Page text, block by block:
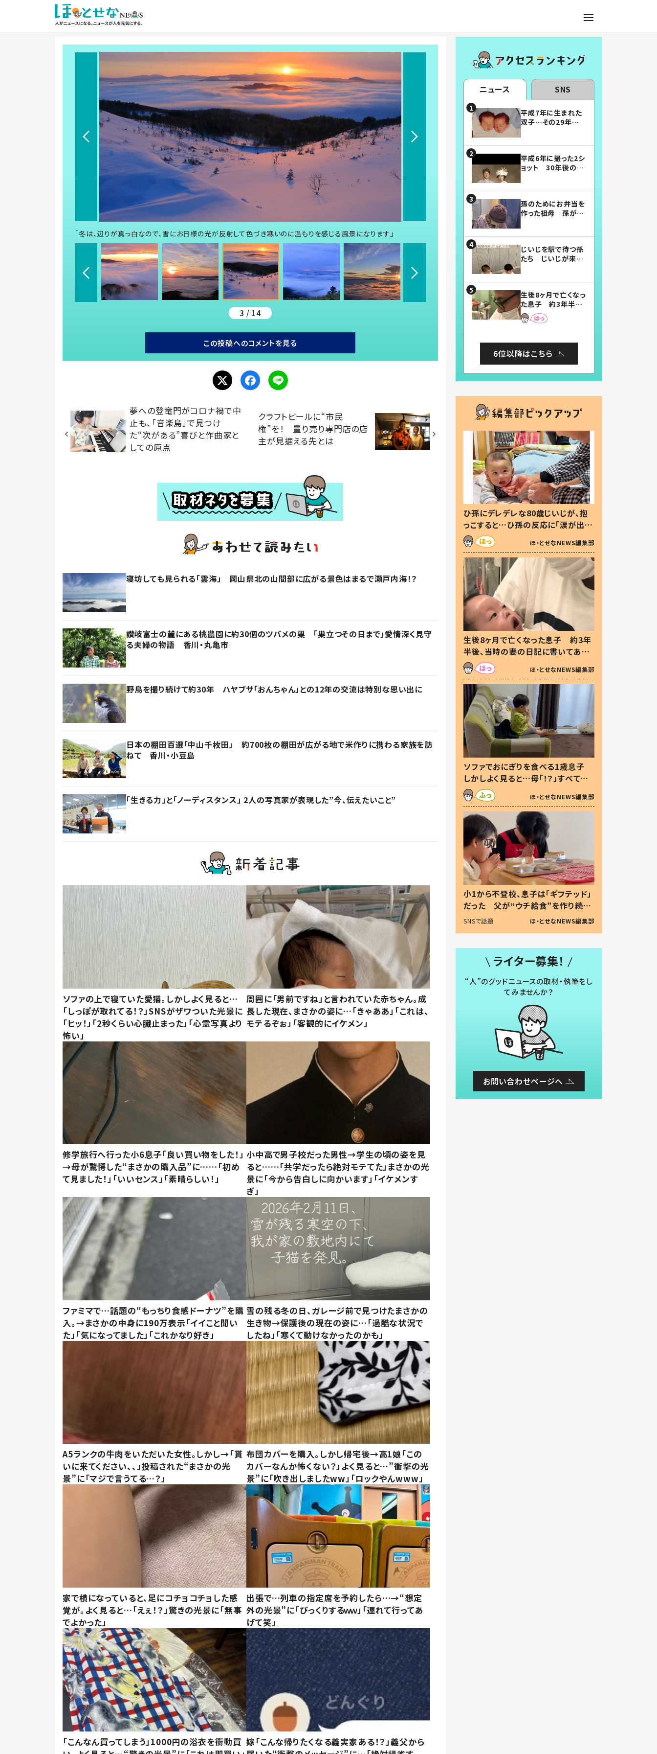
「冬は、辺りが真っ白なので、雪にお日様の光が反射して色づき寒いのに温もりを感じる風景になります」
3 / 14
この投稿へのコメントを見る
夢への登竜門がコロナ禍で中
止も、「音楽島」で見つけ
た“次がある”喜びと作曲家と
しての原点
クラフトビールに“市民
権”を！ 量り売り専門店の店
主が見据える先とは
寝坊しても見られる「雲海」 岡山県北の山間部に広がる景色はまるで瀬戸内海！？
讃岐富士の麓にある桃農園に約30個のツバメの巣 「巣立つその日まで」愛情深く見守
る夫婦の物語 香川・丸亀市
野鳥を撮り続けて約30年 ハヤブサ「おんちゃん」との12年の交流は特別な思い出に
日本の棚田百選「中山千枚田」 約700枚の棚田が広がる地で米作りに携わる家族を訪
ねて 香川・小豆島
「生きる力」と「ノーディスタンス」 2人の写真家が表現した”今、伝えたいこと”
ソファの上で寝ていた愛猫。しかしよく見ると…
「しっぽが取れてる！？」SNSがザワついた光景に
「ヒッ！」「2秒くらい心臓止まった」「心霊写真より
怖い」
周囲に「男前ですね」と言われていた赤ちゃん。成
長した現在、まさかの姿に…「きゃああ」「これは、
モテるぞぉ」「客観的にイケメン」
修学旅行へ行った小6息子「良い買い物をした！」
→母が驚愕した“まさかの購入品”に……「初め
て見ました！」「いいセンス」「素晴らしい！」
小中高で男子校だった男性→学生の頃の姿を見
ると……「共学だったら絶対モテてた」まさかの光
景に「今から告白しに向かいます」「イケメンす
ぎ」
ファミマで…話題の“もっちり食感ドーナツ”を購
入。→まさかの中身に190万表示「イイこと聞い
た」「気になってました」「これかなり好き」
雪の残る冬の日、ガレージ前で見つけたまさかの
生き物→保護後の現在の姿に…「過酷な状況で
したね」「寒くて動けなかったのかも」
A5ランクの牛肉をいただいた女性。しかし→「貰
いに来てください、、」投稿された“まさかの光
景”に「マジで言うてる…？」
布団カバーを購入。しかし帰宅後→高1娘「この
カバーなんか怖くない？」よく見ると…”衝撃の光
景”に「吹き出しましたww」「ロックやんwww」
家で横になっていると、足にコチョコチョした感
覚が。よく見ると…「えぇ！？」驚きの光景に「無事
でよかった」
出張で…列車の指定席を予約したら…→“想定
外の光景”に「びっくりするｗｗ」「連れて行ってあ
げて笑」
「こんなん買ってしまう」1000円の浴衣を衝動買 嫁「こんな帰りたくなる義実家ある！？」義父から
ニュース SNS
平成7年に生まれた
双子…その29年後
平成6年に撮った2シ
ョット 30年後の姿
孫のためにお弁当を
作った祖母 孫が絶
じいじを駅で待つ孫
たち じいじが来た
まらない」「幸せにな
れる」
生後8ヶ月で亡くなっ
た息子 約3年半
後、当時の妻の日記
に書いてあった本音
6位以降はこちら
ひ孫にデレデレな80歳じいじが、抱
っこすると…ひ孫の反応に「涙が出ま
した」「可愛くて仕方ない」
ほ・とせなNEWS編集部
生後8ヶ月で亡くなった息子 約3年
半後、当時の妻の日記に書いてあっ
た本音とは
ほ・とせなNEWS編集部
ソファでおにぎりを食べる1歳息子
しかしよく見ると…母「！？」すべてを
察した母の投稿に「可愛いから許
す！」「現行犯〜」
ほ・とせなNEWS編集部
小1から不登校、息子は「ギフテッド」
だった 父が“ウチ給食”を作り続け
る理由とは #令和の親 #令和の子
SNSで話題 ほ・とせなNEWS編集部
ライター募集！
“人”のグッドニュースの取材・執筆をし
てみませんか？
お問い合わせページへ